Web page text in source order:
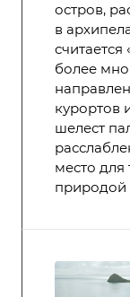
остров,
в
считается
более
курортов
шелест
место для
природой